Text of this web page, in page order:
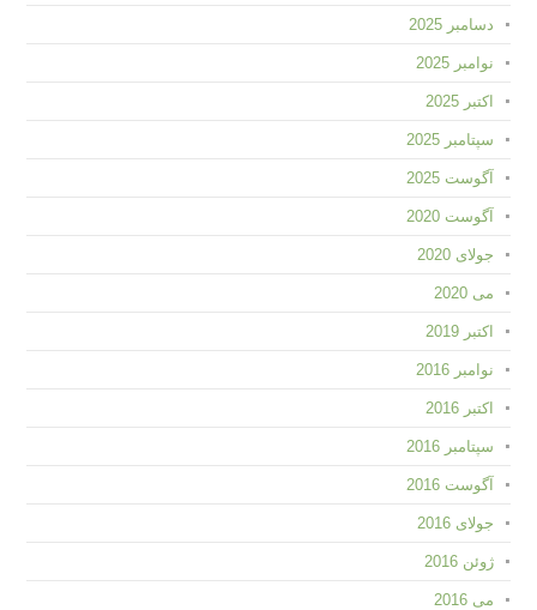
دسامبر 2025
نوامبر 2025
اکتبر 2025
سپتامبر 2025
آگوست 2025
آگوست 2020
جولای 2020
می 2020
اکتبر 2019
نوامبر 2016
اکتبر 2016
سپتامبر 2016
آگوست 2016
جولای 2016
ژوئن 2016
می 2016